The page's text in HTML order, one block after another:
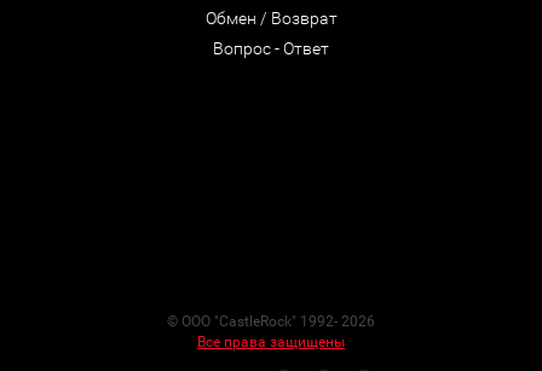
Обмен / Возврат
Вопрос - Ответ
© ООО "CastleRock" 1992- 2026
Все права защищены